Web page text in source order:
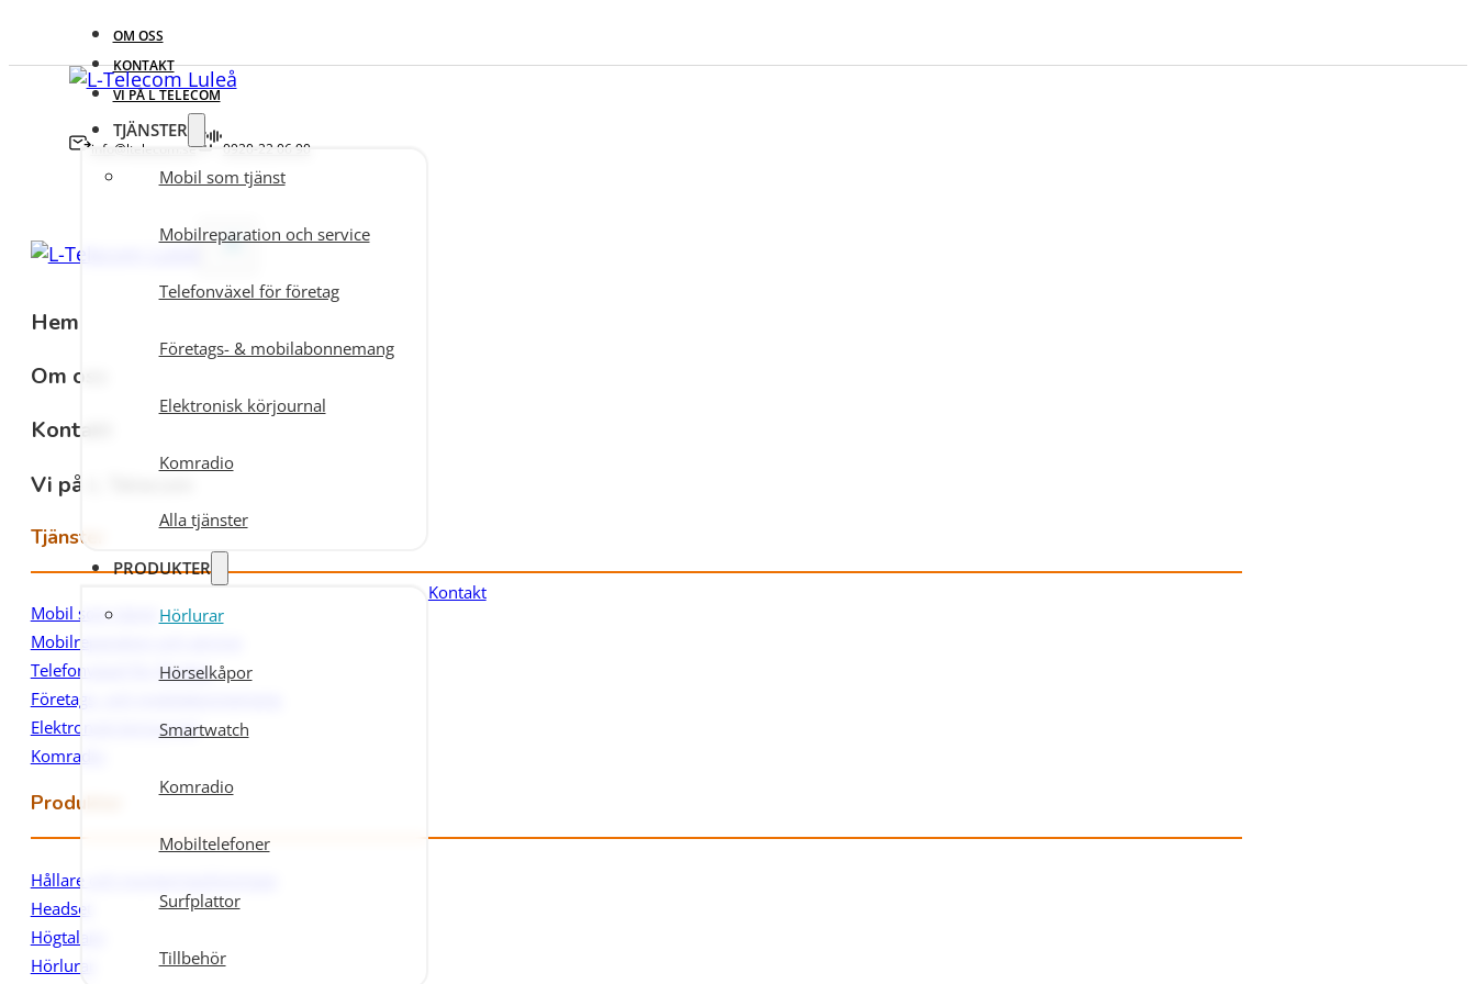
OM OSS
KONTAKT
VI PÅ L TELECOM
info@ltelecom.se 0920-22 06 90
TJÄNSTER
Mobil som tjänst
Mobilreparation och service
Telefonväxel för företag
Företags- & mobilabonnemang
Elektronisk körjournal
Komradio
Alla tjänster
PRODUKTER
Hörlurar
Hörselkåpor
Smartwatch
Komradio
Mobiltelefoner
Surfplattor
Tillbehör
Kontakt
Hem
Om oss
Kontakt
Vi på L Telecom
Tjänster
Mobil som tjänst
Mobilreparation och service
Telefonväxel för företag
Företags- och mobilabonnemang
Elektronisk körjournal
Komradio
Produkter
Hållare och monteringslösningar
Headset
Högtalare
Hörlurar